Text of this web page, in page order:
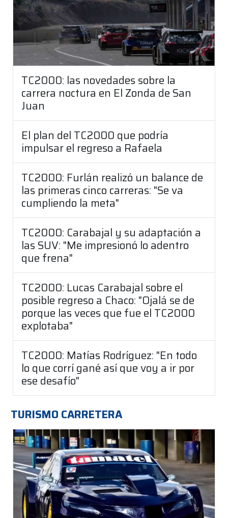
TC2000: las novedades sobre la
carrera noctura en El Zonda de San
Juan
El plan del TC2000 que podría
impulsar el regreso a Rafaela
TC2000: Furlán realizó un balance de
las primeras cinco carreras: "Se va
cumpliendo la meta"
TC2000: Carabajal y su adaptación a
las SUV: "Me impresionó lo adentro
que frena"
TC2000: Lucas Carabajal sobre el
posible regreso a Chaco: "Ojalá se de
porque las veces que fue el TC2000
explotaba"
TC2000: Matías Rodríguez: "En todo
lo que corrí gané así que voy a ir por
ese desafío"
TURISMO CARRETERA